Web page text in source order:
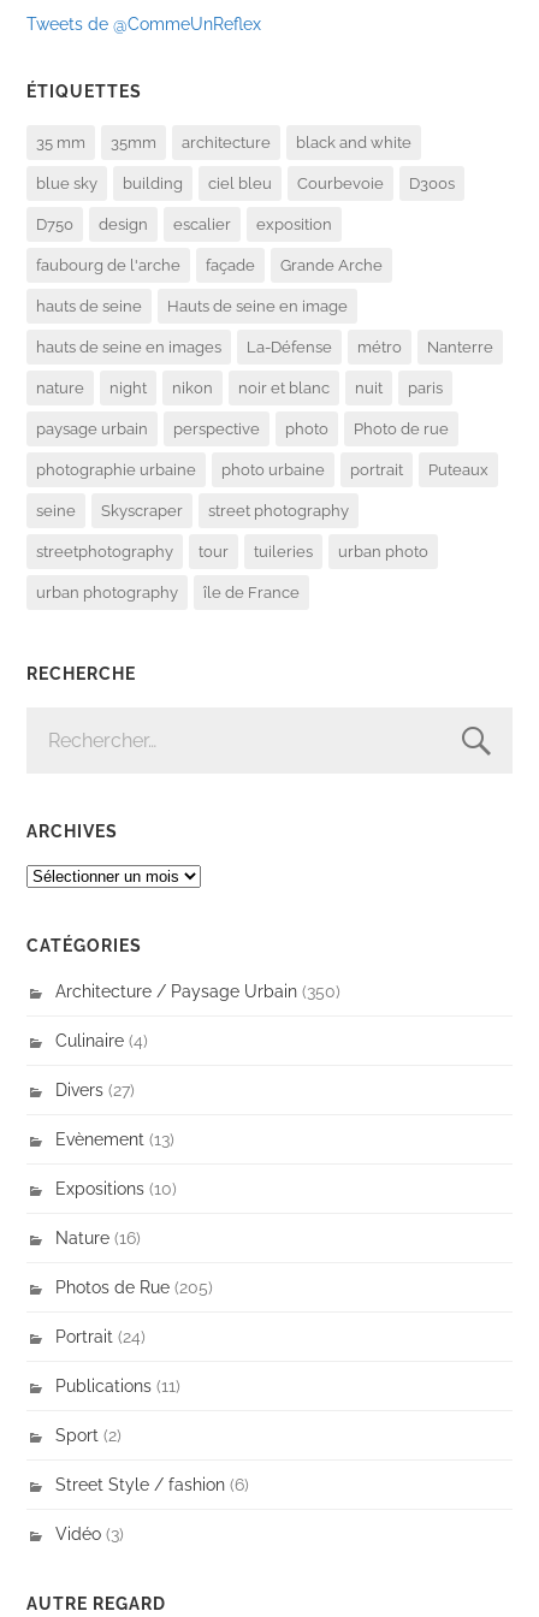
Tweets de @CommeUnReflex
ÉTIQUETTES
35 mm 35mm architecture black and white
blue sky building ciel bleu Courbevoie D300s
D750 design escalier exposition
faubourg de l'arche façade Grande Arche
hauts de seine Hauts de seine en image
hauts de seine en images La-Défense métro Nanterre
nature night nikon noir et blanc nuit paris
paysage urbain perspective photo Photo de rue
photographie urbaine photo urbaine portrait Puteaux
seine Skyscraper street photography
streetphotography tour tuileries urban photo
urban photography île de France
RECHERCHE
ARCHIVES
ARCHIVES
CATÉGORIES
Architecture / Paysage Urbain (350)
Culinaire (4)
Divers (27)
Evènement (13)
Expositions (10)
Nature (16)
Photos de Rue (205)
Portrait (24)
Publications (11)
Sport (2)
Street Style / fashion (6)
Vidéo (3)
AUTRE REGARD